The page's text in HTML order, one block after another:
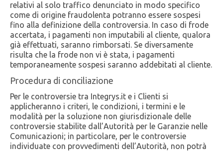
relativi al solo traffico denunciato in modo specifico
come di origine fraudolenta potranno essere sospesi
fino alla definizione della controversia. In caso di frode
accertata, i pagamenti non imputabili al cliente, qualora
già effettuati, saranno rimborsati. Se diversamente
risulta che la frode non vi è stata, i pagamenti
temporaneamente sospesi saranno addebitati al cliente.
Procedura di conciliazione
Per le controversie tra Integrys.it e i Clienti si
applicheranno i criteri, le condizioni, i termini e le
modalità per la soluzione non giurisdizionale delle
controversie stabilite dall’Autorità per le Garanzie nelle
Comunicazioni; in particolare, per le controversie
individuate con provvedimenti dell’Autorità, non potrà